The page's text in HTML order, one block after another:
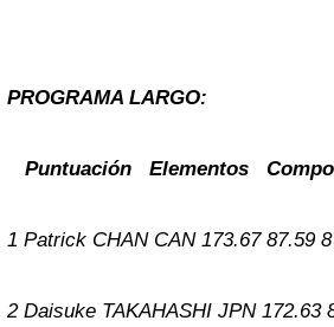
PROGRAMA LARGO:
Puntuación Elementos
1 Patrick CHAN CAN 173.67 87.59
2 Daisuke TAKAHASHI JPN 172.63